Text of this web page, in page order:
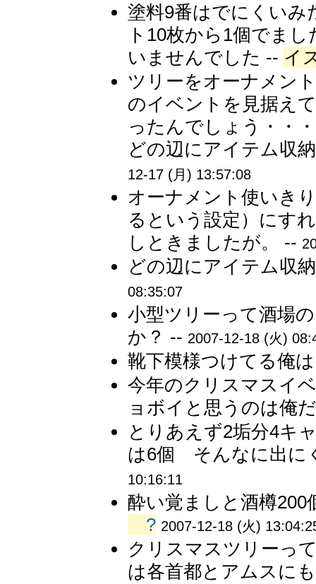
塗料9番はでにくい
ト10枚から1個でま
いませんでした -- イ
ツリーをオーナメン
のイベントを見据え
ったんでしょう・・
どの辺にアイテム収
12-17 (月) 13:57:08
オーナメント使いき
るという設定）にす
しときましたが。 --
どの辺にアイテム収
08:35:07
小型ツリーって酒場
か？ -- 2007-12-18 (火)
靴下模様つけてる俺
今年のクリスマスイ
ョボイと思うのは俺
とりあえず2垢分4キ
は6個 そんなに出に
10:16:11
酔い覚ましと酒樽
? 2007-12-18 (火)
クリスマスツリーっ
は各首都とアムスに